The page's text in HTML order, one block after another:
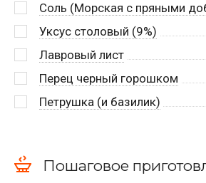
Соль (Морская с пряными
Уксус столовый (9%)
Лавровый лист
Перец черный горошком
Петрушка (и базилик)
Пошаговое